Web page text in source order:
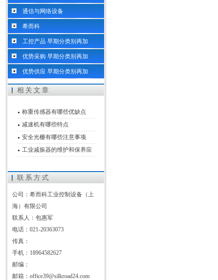
通信与网络设备
希而科
工控产品 早期分类别再加
优势采购 早期分类别再加
优势供应 早期分类别再加
相关文章
称重传感器有哪些优缺点
减速机有哪些特点
安全光栅有哪些注意事项
工业减振器的维护和保养应
联系方式
公司：希而科工业控制设备（上
海）有限公司
联系人：包惠军
电话：021-20363073
传真：
手机：18964582627
邮编：
邮箱：office39@silkroad24.com